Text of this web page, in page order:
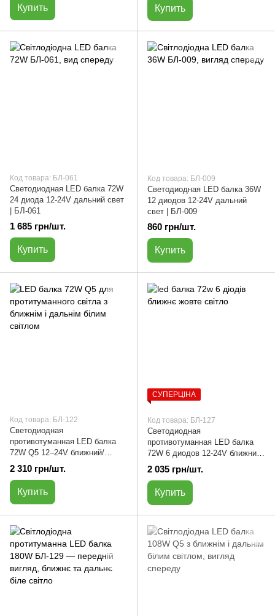
Купить Купить
Код товара: БЛ-061
Светодиодная LED балка 72W
24 диода 12-24V дальний свет
| БЛ-061
1 685 грн/шт.
Купить
Код товара: БЛ-009
Светодиодная LED балка 36W
12 диодов 12-24V дальний
свет | БЛ-009
860 грн/шт.
Купить
Код товара: БЛ-122
Светодиодная
противотуманная LED балка
72W Q5 12–24V ближний/
дальний белый свет | БЛ-122
2 310 грн/шт.
Купить
СУПЕРЦІНА
Код товара: БЛ-127
Светодиодная
противотуманная LED балка
72W 6 диодов 12-24V ближний
/дальний желтый /белый свет |
БЛ-127
2 035 грн/шт.
Купить